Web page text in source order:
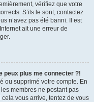
vérifiez que votre
S’ils le sont, contactez
n’avez pas été banni. Il est
ait une erreur de
peux plus me connecter ?!
ou supprimé votre compte. En
membres ne postant pas
vous arrive, tentez de vous